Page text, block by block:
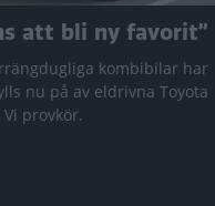
att bli ny favorit”
kombibilar har
nu på av eldrivna Toyota
provkör.